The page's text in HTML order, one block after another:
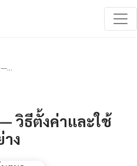
วิธีตั้งค่าและใช้
ง